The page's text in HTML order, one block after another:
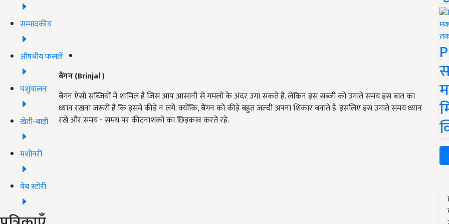
सम्पादकीय
औषधीय फसलें
पशुपालन
खेती-बाड़ी
मशीनरी
वेब स्टोरी
बैंगन(Brinjal )
बैंगन ऐसी सब्जियों में शामिल है जिस आप आसानी से गमलों के अंदर उगा सकते है. लेकिन इस सब्जी को उगाते समय इस बात का
ध्यान रखना जरूरी है कि इसमें कीड़े न लगे. क्योंकि, बैंगन को कीड़े बहुत जल्दी अपना शिकार बनाते है. इसलिए इस उगाते समय ध्यान
रखे और समय - समय पर कीटनाशकों का छिड़काव करते रहे.